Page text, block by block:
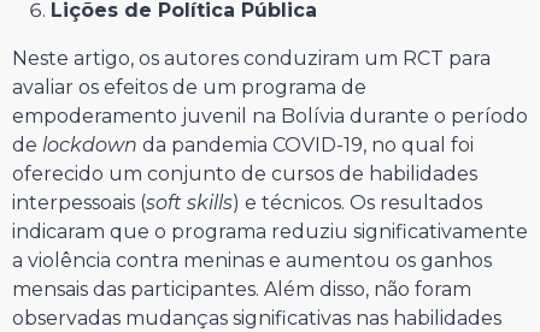
Lições de Política Pública
Neste artigo, os autores conduziram um RCT para
avaliar os efeitos de um programa de
empoderamento juvenil na Bolívia durante o período
de lockdown da pandemia COVID-19, no qual foi
oferecido um conjunto de cursos de habilidades
interpessoais (soft skills) e técnicos. Os resultados
indicaram que o programa reduziu significativamente
a violência contra meninas e aumentou os ganhos
mensais das participantes. Além disso, não foram
observadas mudanças significativas nas habilidades